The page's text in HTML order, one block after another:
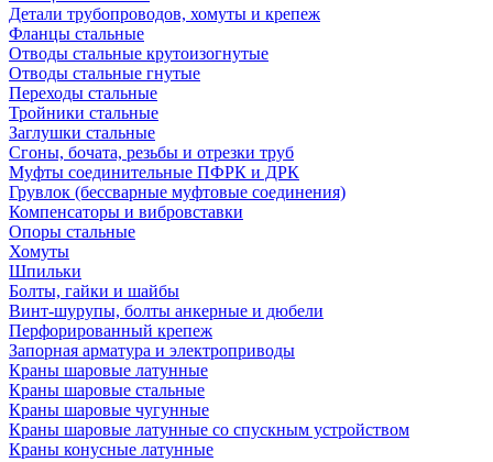
Детали трубопроводов, хомуты и крепеж
Фланцы стальные
Отводы стальные крутоизогнутые
Отводы стальные гнутые
Переходы стальные
Тройники стальные
Заглушки стальные
Сгоны, бочата, резьбы и отрезки труб
Муфты соединительные ПФРК и ДРК
Грувлок (бессварные муфтовые соединения)
Компенсаторы и вибровставки
Опоры стальные
Хомуты
Шпильки
Болты, гайки и шайбы
Винт-шурупы, болты анкерные и дюбели
Перфорированный крепеж
Запорная арматура и электроприводы
Краны шаровые латунные
Краны шаровые стальные
Краны шаровые чугунные
Краны шаровые латунные со спускным устройством
Краны конусные латунные